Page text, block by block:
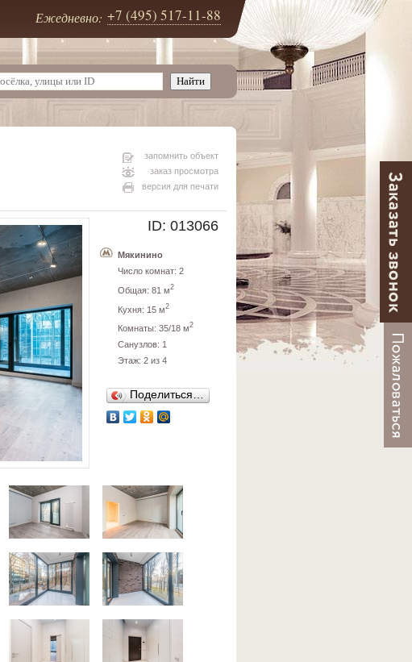
Ежедневно: +7 (495) 517-11-88
запомнить объект
заказ просмотра
версия для печати
ID: 013066
Мякинино
Число комнат: 2
Общая: 81 м2
Кухня: 15 м2
Комнаты: 35/18 м2
Санузлов: 1
Этаж: 2 из 4
Поделиться…